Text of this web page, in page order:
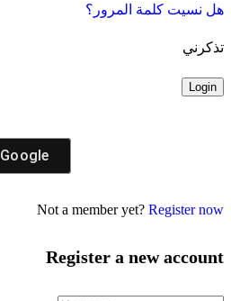
هل نسيت كلمة المرور؟
تذكرني
Google
Not a member yet? Register now
Register a new account